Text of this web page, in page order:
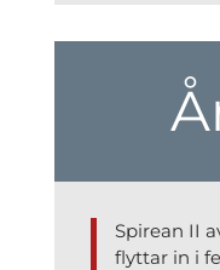
Spirean II
flyttar in i